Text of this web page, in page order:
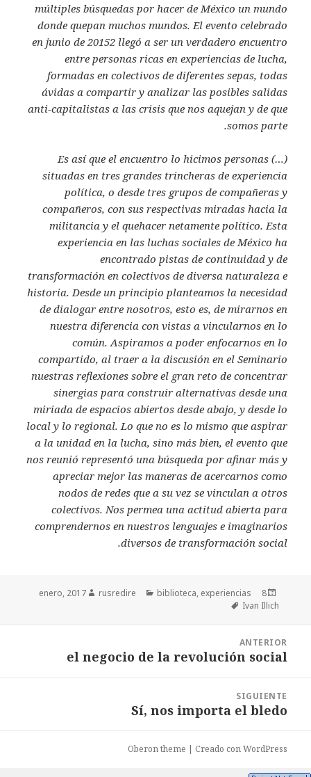
múltiples búsquedas por hacer de México un mundo
donde quepan muchos mundos. El evento celebrado
en junio de 20152 llegó a ser un verdadero encuentro
entre personas ricas en experiencias de lucha,
formadas en colectivos de diferentes sepas, todas
ávidas a compartir y analizar las posibles salidas
anti-capitalistas a las crisis que nos aquejan y de que
somos parte.
(…) Es así que el encuentro lo hicimos personas
situadas en tres grandes trincheras de experiencia
política, o desde tres grupos de compañeras y
compañeros, con sus respectivas miradas hacia la
militancia y el quehacer netamente político. Esta
experiencia en las luchas sociales de México ha
encontrado pistas de continuidad y de
transformación en colectivos de diversa naturaleza e
historia. Desde un principio planteamos la necesidad
de dialogar entre nosotros, esto es, de mirarnos en
nuestra diferencia con vistas a vincularnos en lo
común. Aspiramos a poder enfocarnos en lo
compartido, al traer a la discusión en el Seminario
nuestras reflexiones sobre el gran reto de concentrar
sinergias para construir alternativas desde una
miriada de espacios abiertos desde abajo, y desde lo
local y lo regional. Lo que no es lo mismo que aspirar
a la unidad en la lucha, sino más bien, el evento que
nos reunió representó una búsqueda por afinar más y
apreciar mejor las maneras de acercarnos como
nodos de redes que a su vez se vinculan a otros
colectivos. Nos permea una actitud abierta para
comprendernos en nuestros lenguajes e imaginarios
diversos de transformación social.
Publicado
el
8 enero, 2017
Autor rusredire
Categorías biblioteca, experiencias
Etiquetas Ivan Illich
ANTERIOR
Entrada
el negocio de la revolución social
SIGUIENTE
Entrada
Sí, nos importa el bledo
Oberon theme | Creado con WordPress